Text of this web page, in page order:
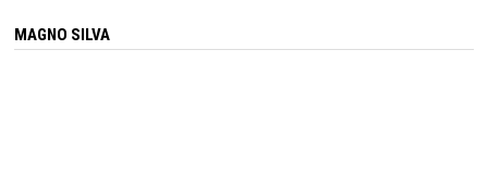
MAGNO SILVA